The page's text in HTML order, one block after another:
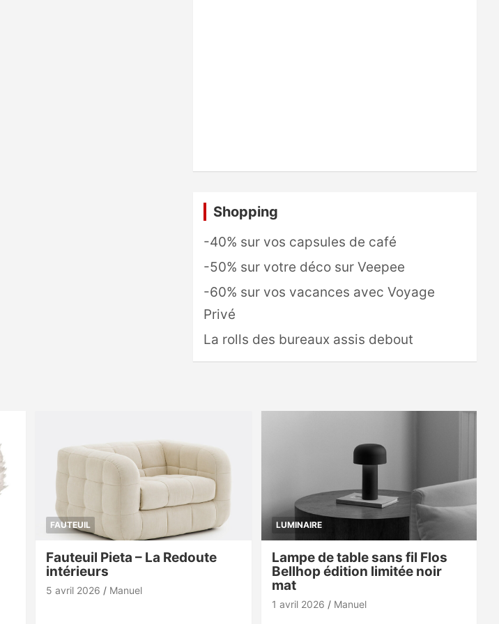
Shopping
-40% sur vos capsules de café
-50% sur votre déco sur Veepee
-60% sur vos vacances avec Voyage
Privé
La rolls des bureaux assis debout
FAUTEUIL
Fauteuil Pieta – La Redoute
intérieurs
5 avril 2026 Manuel
LUMINAIRE
Lampe de table sans fil Flos
Bellhop édition limitée noir
mat
1 avril 2026 Manuel